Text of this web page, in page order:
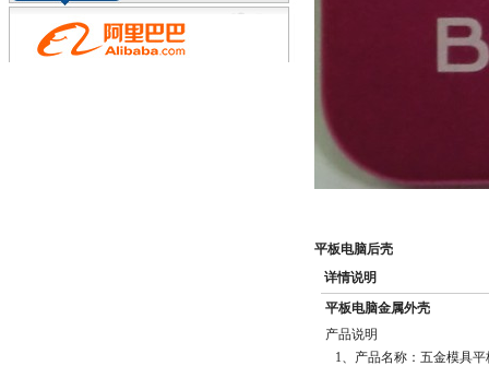
平板电脑后壳
详情说明
平板电脑金属外壳
产品说明
1、产品名称：五金模具